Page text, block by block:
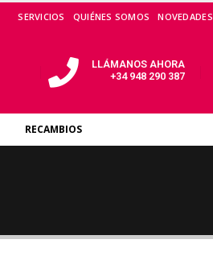
SERVICIOS QUIÉNES SOMOS NOVEDADES
LLÁMANOS AHORA
+34 948 290 387
RECAMBIOS